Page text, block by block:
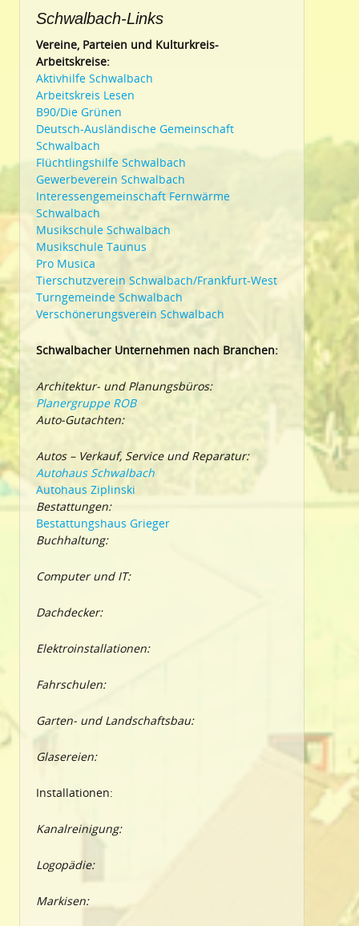
Schwalbach-Links
Vereine, Parteien und Kulturkreis-
Arbeitskreise:
Aktivhilfe Schwalbach
Arbeitskreis Lesen
B90/Die Grünen
Deutsch-Ausländische Gemeinschaft
Schwalbach
Flüchtlingshilfe Schwalbach
Gewerbeverein Schwalbach
Interessengemeinschaft Fernwärme
Schwalbach
Musikschule Schwalbach
Musikschule Taunus
Pro Musica
Tierschutzverein Schwalbach/Frankfurt-West
Turngemeinde Schwalbach
Verschönerungsverein Schwalbach
Schwalbacher Unternehmen nach Branchen:
Architektur- und Planungsbüros:
Planergruppe ROB
Auto-Gutachten:
Autos – Verkauf, Service und Reparatur:
Autohaus Schwalbach
Autohaus Ziplinski
Bestattungen:
Bestattungshaus Grieger
Buchhaltung:
Computer und IT:
Dachdecker:
Elektroinstallationen:
Fahrschulen:
Garten- und Landschaftsbau:
Glasereien:
Installationen:
Kanalreinigung:
Logopädie:
Markisen: